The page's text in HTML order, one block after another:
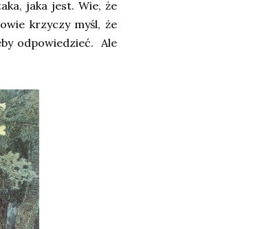
jaka jest. Wie, że
krzyczy myśl, że
odpowiedzieć. Ale